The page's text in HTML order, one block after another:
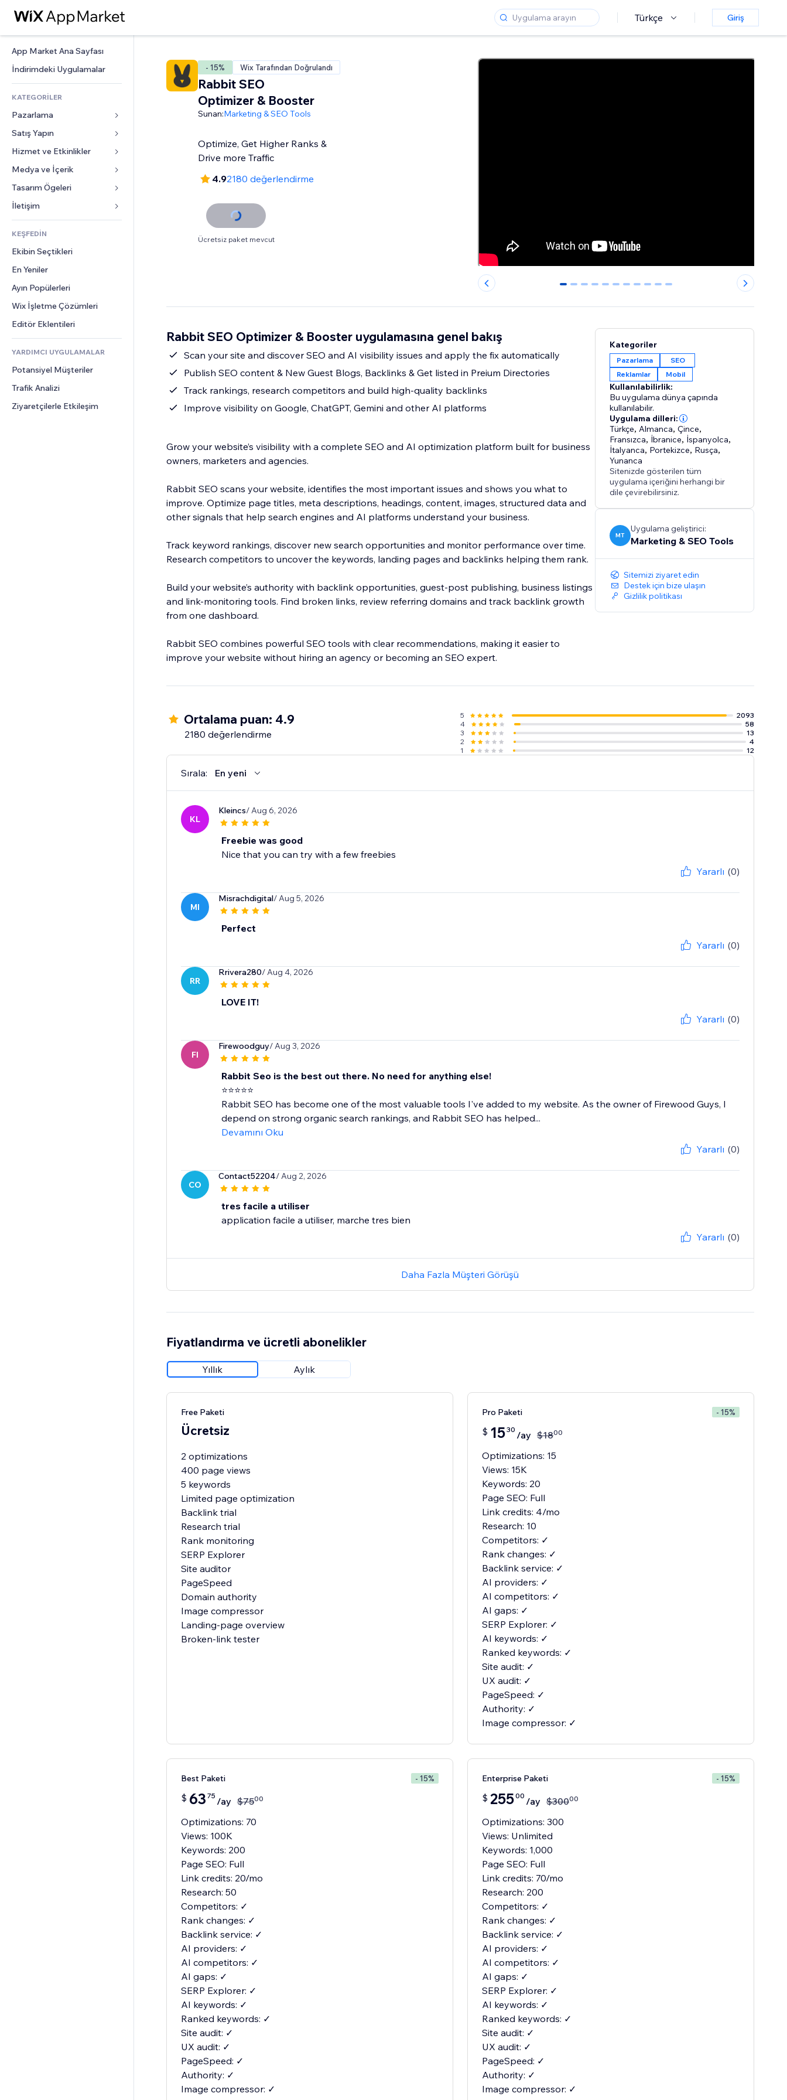
Türkçe Giriş
App Market Ana Sayfası
İndirimdeki Uygulamalar
KATEGORİLER
Pazarlama
Reklamlar
Mobil
Site Analizleri
Sosyal Ağ
Site Listeleri
E-posta
Satış Yapın
Mağazalar için uygulamalar
Gönderim ve Teslimat
Satış Düğmeleri
Muhasebe
Kuponlar ve Müşteri Sadakati
Depolama Çözümleri
Hizmet ve Etkinlikler
Oteller
Etkinlikler
Restoranlar
Emlak
Randevular
Medya ve İçerik
Galeri
Müzik
Podcast
Fotoğrafçılık
Video
PDF
Dosya Paylaşımı
Haberler
Tasarım Ögeleri
Haritalar ve Navigasyon
Gizlilik ve Güvenlik
Saat
Sayfa Şablonları
Görüntü Efektleri
Düğmeler ve Menüler
Afişler ve Rozetler
Hesap Makineleri
Arama
Hava Durumu
Grafik ve Tablolar
Formlar
Blog
Anketler
Sohbet
Yorumlar
Telefon
Topluluk
Değerlendirmeler ve Müşteri
KEŞFEDİN
Ekibin Seçtikleri
En Yeniler
Ayın Popülerleri
Wix İşletme Çözümleri
Editör Eklentileri
YARDIMCI UYGULAMALAR
Potansiyel Müşteriler
Trafik Analizi
Ziyaretçilerle Etkileşim
- 15% Wix Tarafından Doğrulandı
Rabbit SEO
Optimizer & Booster
Sunan:Marketing & SEO Tools
Optimize, Get Higher Ranks &
Drive more Traffic
4.92180 değerlendirme
Ücretsiz paket mevcut
0 1 2 3 4 5 6 7 8 9 10
Rabbit SEO Optimizer & Booster uygulamasına genel bakış
Scan your site and discover SEO and AI visibility issues and apply the fix automatically
Publish SEO content & New Guest Blogs, Backlinks & Get listed in Preium Directories
Track rankings, research competitors and build high-quality backlinks
Improve visibility on Google, ChatGPT, Gemini and other AI platforms
Grow your website’s visibility with a complete SEO and AI optimization platform built for business
owners, marketers and agencies.
Rabbit SEO scans your website, identifies the most important issues and shows you what to
improve. Optimize page titles, meta descriptions, headings, content, images, structured data and
other signals that help search engines and AI platforms understand your business.
Track keyword rankings, discover new search opportunities and monitor performance over time.
Research competitors to uncover the keywords, landing pages and backlinks helping them rank.
Build your website’s authority with backlink opportunities, guest-post publishing, business listings
and link-monitoring tools. Find broken links, review referring domains and track backlink growth
from one dashboard.
Rabbit SEO combines powerful SEO tools with clear recommendations, making it easier to
improve your website without hiring an agency or becoming an SEO expert.
Kategoriler
Pazarlama
SEO
Reklamlar
Mobil
Kullanılabilirlik:
Bu uygulama dünya çapında
kullanılabilir.
Uygulama dilleri:
Türkçe, Almanca,Çince,
Fransızca, İbranice, İspanyolca,
İtalyanca, Portekizce, Rusça,
Yunanca
Sitenizde gösterilen tüm
uygulama içeriğini herhangi bir
dile çevirebilirsiniz.
MT
Uygulama geliştirici:
Marketing & SEO Tools
Sitemizi ziyaret edin
Destek için bize ulaşın
Gizlilik politikası
Ortalama puan: 4.9
2180 değerlendirme
5
2093
4
58
3
13
2
4
1
12
Sırala: En yeni
KL
Kleincs/ Aug 6, 2026
Freebie was good
Nice that you can try with a few freebies
Yararlı (0)
MI
Misrachdigital/ Aug 5, 2026
Perfect
Yararlı (0)
RR
Rrivera280/ Aug 4, 2026
LOVE IT!
Yararlı (0)
FI
Firewoodguy/ Aug 3, 2026
Rabbit Seo is the best out there. No need for anything else!
⭐⭐⭐⭐⭐
Rabbit SEO has become one of the most valuable tools I've added to my website. As the owner of Firewood Guys, I
depend on strong organic search rankings, and Rabbit SEO has helped...
Devamını Oku
Yararlı (0)
CO
Contact52204/ Aug 2, 2026
tres facile a utiliser
application facile a utiliser, marche tres bien
Yararlı (0)
Daha Fazla Müşteri Görüşü
Fiyatlandırma ve ücretli abonelikler
Yıllık Aylık
Free Paketi
Ücretsiz
2 optimizations
400 page views
5 keywords
Limited page optimization
Backlink trial
Research trial
Rank monitoring
SERP Explorer
Site auditor
PageSpeed
Domain authority
Image compressor
Landing-page overview
Broken-link tester
Pro Paketi - 15%
$ 1530 /ay $1800
Optimizations: 15
Views: 15K
Keywords: 20
Page SEO: Full
Link credits: 4/mo
Research: 10
Competitors: ✓
Rank changes: ✓
Backlink service: ✓
AI providers: ✓
AI competitors: ✓
AI gaps: ✓
SERP Explorer: ✓
AI keywords: ✓
Ranked keywords: ✓
Site audit: ✓
UX audit: ✓
PageSpeed: ✓
Authority: ✓
Image compressor: ✓
Best Paketi - 15%
$ 63 75 /ay $7500
Optimizations: 70
Views: 100K
Keywords: 200
Page SEO: Full
Link credits: 20/mo
Research: 50
Competitors: ✓
Rank changes: ✓
Backlink service: ✓
AI providers: ✓
AI competitors: ✓
AI gaps: ✓
SERP Explorer: ✓
AI keywords: ✓
Ranked keywords: ✓
Site audit: ✓
UX audit: ✓
PageSpeed: ✓
Authority: ✓
Image compressor: ✓
Enterprise Paketi - 15%
$ 25500 /ay $30000
Optimizations: 300
Views: Unlimited
Keywords: 1,000
Page SEO: Full
Link credits: 70/mo
Research: 200
Competitors: ✓
Rank changes: ✓
Backlink service: ✓
AI providers: ✓
AI competitors: ✓
AI gaps: ✓
SERP Explorer: ✓
AI keywords: ✓
Ranked keywords: ✓
Site audit: ✓
UX audit: ✓
PageSpeed: ✓
Authority: ✓
Image compressor: ✓